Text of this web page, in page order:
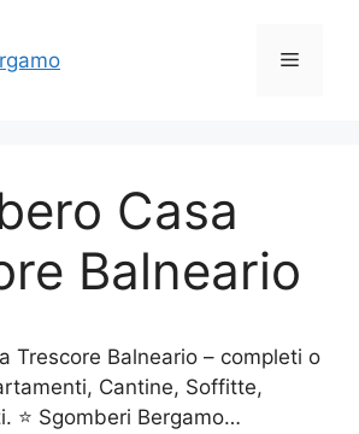
Menu
Casa
Balneario
Trescore Balneario – completi o
Cantine, Soffitte,
⭐ Sgomberi Bergamo…